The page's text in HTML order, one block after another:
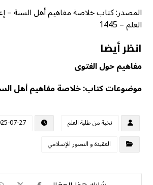
المصدر: كتاب خلاصة مفاهيم أهل السنة –
العلم – 1445
انظر أيضا
مفاهيم حول الفتوى
موضوعات كتاب: خلاصة مفاهيم أهل
نخبة من طلبة العلم
07-27
العقيدة و التصور الإسلامي